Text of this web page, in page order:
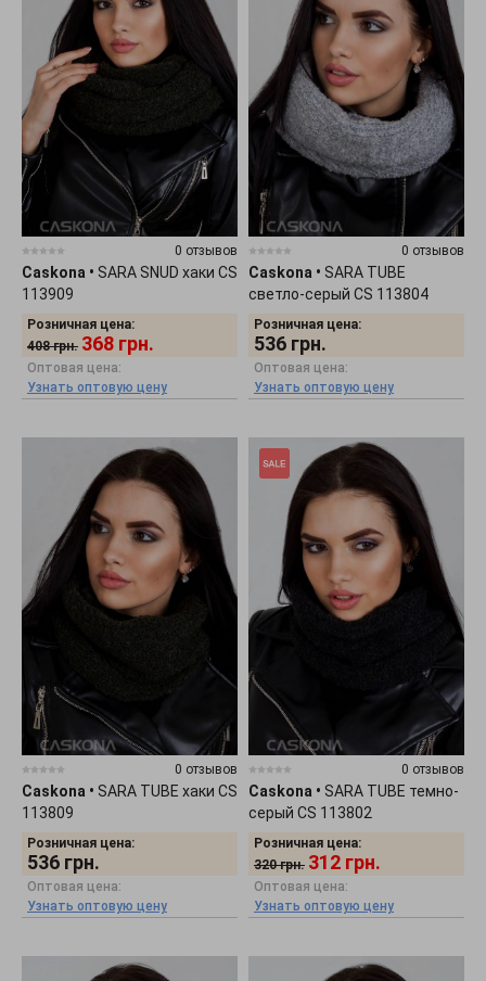
0 отзывов
Caskona • SARA SNUD хаки CS
113909
Розничная цена:
408 грн. 368 грн.
Оптовая цена:
Узнать оптовую цену
0 отзывов
Caskona • SARA TUBE
светло-серый CS 113804
Розничная цена:
536 грн.
Оптовая цена:
Узнать оптовую цену
0 отзывов
Caskona • SARA TUBE хаки CS
113809
Розничная цена:
536 грн.
Оптовая цена:
Узнать оптовую цену
0 отзывов
Caskona • SARA TUBE темно-
серый CS 113802
Розничная цена:
320 грн. 312 грн.
Оптовая цена:
Узнать оптовую цену